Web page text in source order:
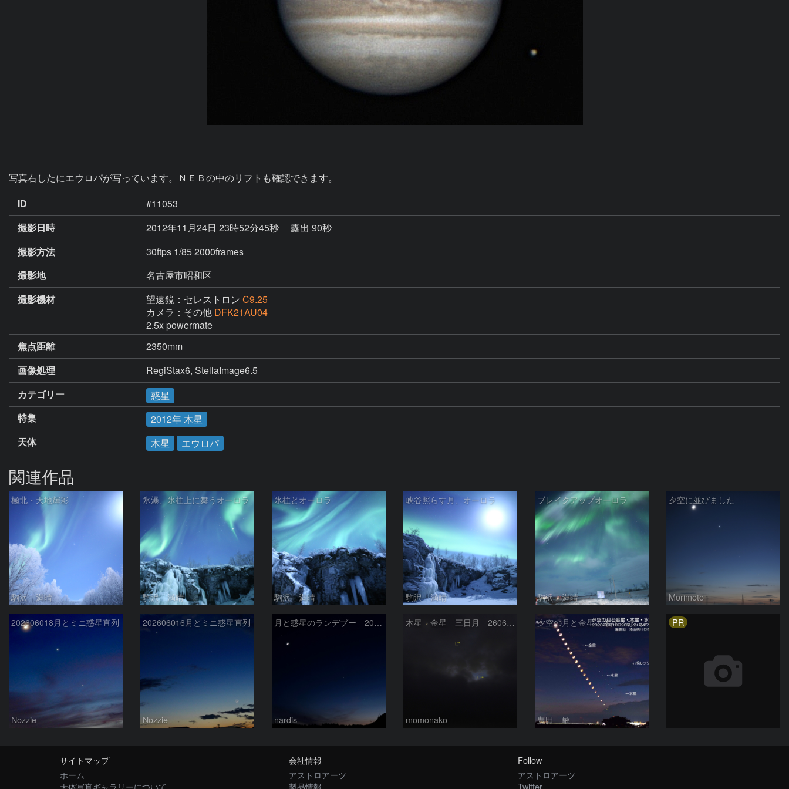
写真右したにエウロパが写っています。ＮＥＢの中のリフトも確認できます。
ID
#11053
撮影日時
2012年11月24日 23時52分45秒
露出 90秒
撮影方法
30ftps 1/85 2000frames
撮影地
名古屋市昭和区
撮影機材
望遠鏡：セレストロン C9.25
カメラ：その他 DFK21AU04
2.5x powermate
焦点距離
2350mm
画像処理
RegiStax6, StellaImage6.5
カテゴリー
惑星
特集
2012年 木星
天体
木星 エウロパ
関連作品
極北・天地輝彩
駒沢 満晴
氷瀑、氷柱上に舞うオーロラ
駒沢 満晴
氷柱とオーロラ
駒沢 満晴
峡谷照らす月、オーロラ
駒沢 満晴
ブレイクアップオーロラ
駒沢 満晴
夕空に並びました
Morimoto
202606018月とミニ惑星直列
Nozzie
202606016月とミニ惑星直列
Nozzie
月と惑星のランデブー 2026/06/19
nardis
木星 金星 三日月 260618
momonako
夕空の月と金星・木星・水星の接近 2026/6/18
豊田 敏
PR
サイトマップ
ホーム
天体写真ギャラリーについて
会社情報
アストロアーツ
製品情報
Follow
アストロアーツ
Twitter